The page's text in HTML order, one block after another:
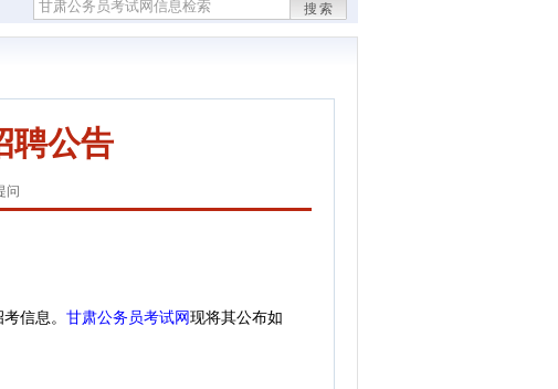
搜索
聘公告
问
信息。 甘肃公务员考试网现将其公布如